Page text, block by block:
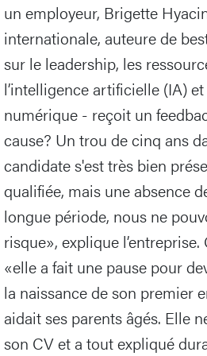
un employeur, Brigette
internationale, auteure de
sur le leadership, les
l’intelligence artificielle (IA)
numérique - reçoit un
cause? Un trou de cinq ans
candidate s'est très bien
qualifiée, mais une absence
longue période, nous ne
risque», explique l’entreprise.
«elle a fait une pause pour
la naissance de son premier
aidait ses parents âgés. Elle
son CV et a tout expliqué